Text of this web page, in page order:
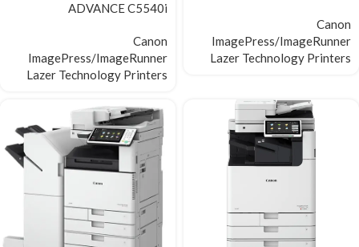
Canon
ImagePress/ImageRunner
Lazer Technology Printers
ADVANCE C5540i
Canon
ImagePress/ImageRunner
Lazer Technology Printers